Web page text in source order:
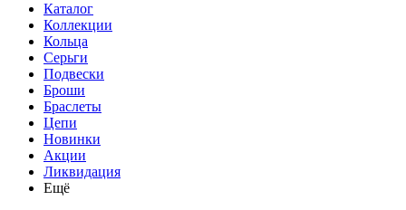
Каталог
Коллекции
Кольца
Серьги
Подвески
Броши
Браслеты
Цепи
Новинки
Акции
Ликвидация
Ещё